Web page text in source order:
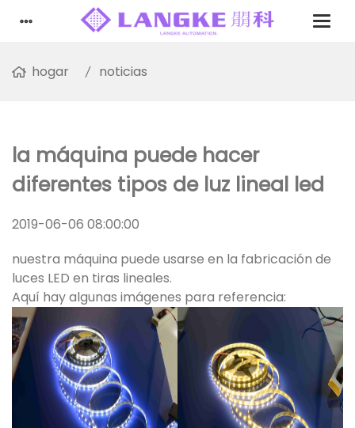
hogar noticias
la máquina puede hacer
diferentes tipos de luz lineal led
2019-06-06 08:00:00
nuestra máquina puede usarse en la fabricación de
luces LED en tiras lineales.
Aquí hay algunas imágenes para referencia: